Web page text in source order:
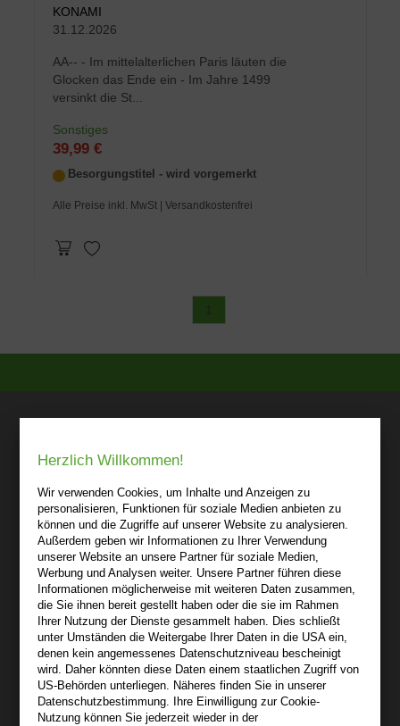
KONAMI
31.12.2026
AA-- - Im mittelalterlichen Paris läuten die
Glocken das Ende ein - Im Jahre 1499
versinkt die St...
Sonstiges
39,99 €
Besorgungstitel - wird vorgemerkt
Alle Preise inkl. MwSt | Versandkostenfrei
Robert Kowark
03 41 - 25 69 27 20
bibli-buch
Lindenthaler Straße 15
04155 Leipzig
Wir sind gerne für Sie persönlich da.
Über bibli-buch.de
+
Herzlich Willkommen!
Wir verwenden Cookies, um Inhalte und Anzeigen zu
personalisieren, Funktionen für soziale Medien anbieten zu
können und die Zugriffe auf unserer Website zu analysieren.
Außerdem geben wir Informationen zu Ihrer Verwendung
unserer Website an unsere Partner für soziale Medien,
Werbung und Analysen weiter. Unsere Partner führen diese
Informationen möglicherweise mit weiteren Daten zusammen,
die Sie ihnen bereit gestellt haben oder die sie im Rahmen
Ihrer Nutzung der Dienste gesammelt haben. Dies schließt
unter Umständen die Weitergabe Ihrer Daten in die USA ein,
denen kein angemessenes Datenschutzniveau bescheinigt
wird. Daher könnten diese Daten einem staatlichen Zugriff von
US-Behörden unterliegen. Näheres finden Sie in unserer
Datenschutzbestimmung. Ihre Einwilligung zur Cookie-
Nutzung können Sie jederzeit wieder in der